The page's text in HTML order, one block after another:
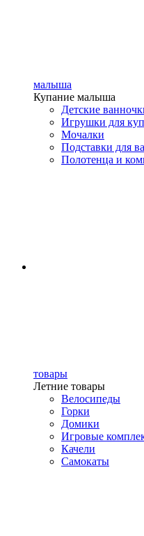
малыша
Купание малыша
Детские
Игрушки для
Мочалки
Подставки для
Полотенца и
товары
Летние товары
Велосипеды
Горки
Домики
Игровые
Качели
Самокаты